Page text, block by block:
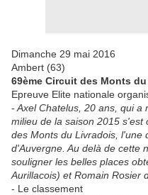
Dimanche 29 mai 2016
Ambert (63)
69ème Circuit des Monts
Epreuve Elite nationale
- Axel Chatelus, 20 ans, qui a
milieu de la saison 2015
des Monts du Livradois, l'une
d'Auvergne. Au delà de cette
souligner les belles places
Aurillacois) et Romain Rosier
- Le classement